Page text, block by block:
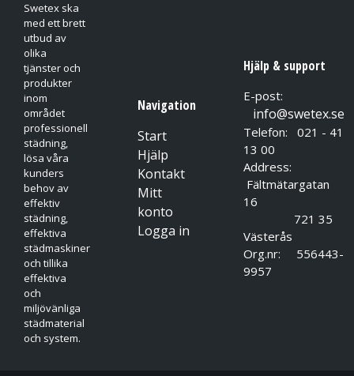
Swetex ska
med ett brett
utbud av
olika
tjänster och
produkter
inom
området
professionell
städning,
lösa våra
kunders
behov av
effektiv
städning,
effektiva
städmaskiner
och tillika
effektiva
och
miljövänliga
städmaterial
och system.
Navigation
Start
Hjälp
Kontakt
Mitt
konto
Logga in
Hjälp & support
E-post:
info@swetex.se
Telefon: 021 - 41
13 00
Address:
Fältmätargatan
16
721 35
Västerås
Org.nr: 556443-
9957